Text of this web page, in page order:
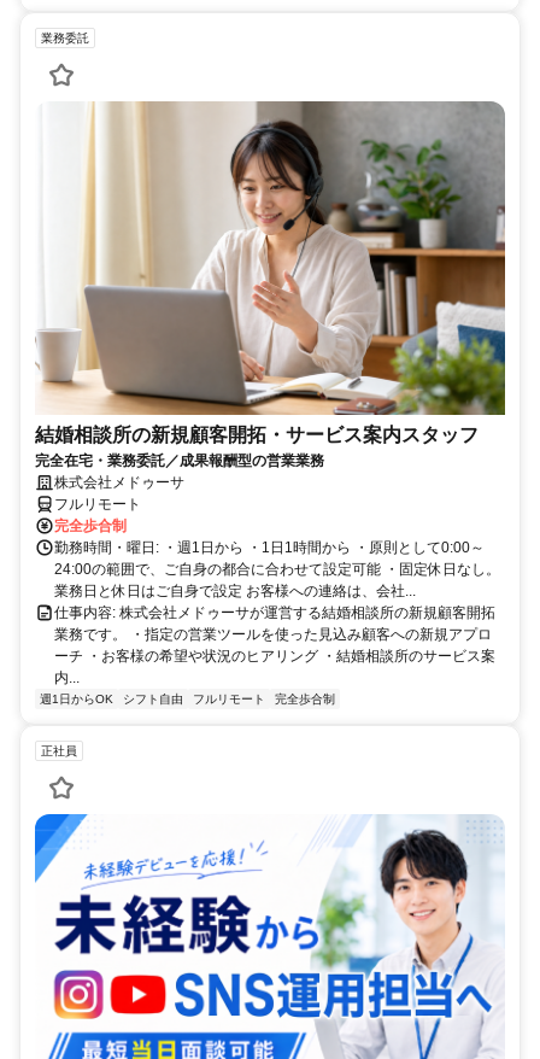
業務委託
結婚相談所の新規顧客開拓・サービス案内スタッフ
完全在宅・業務委託／成果報酬型の営業業務
株式会社メドゥーサ
フルリモート
完全歩合制
勤務時間・曜日: ・週1日から ・1日1時間から ・原則として0:00～
24:00の範囲で、ご自身の都合に合わせて設定可能 ・固定休日なし。
業務日と休日はご自身で設定 お客様への連絡は、会社...
仕事内容: 株式会社メドゥーサが運営する結婚相談所の新規顧客開拓
業務です。 ・指定の営業ツールを使った見込み顧客への新規アプロ
ーチ ・お客様の希望や状況のヒアリング ・結婚相談所のサービス案
内...
週1日からOK シフト自由 フルリモート 完全歩合制
正社員